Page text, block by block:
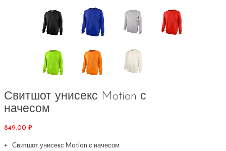
Свитшот унисекс Motion с
начесом
849.00 ₽
Свитшот унисекс Motion с начесом